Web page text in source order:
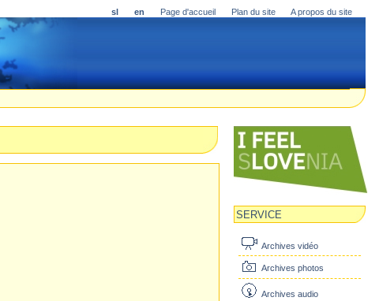
sl en Page d'accueil Plan du site A propos du site
SERVICE
Archives vidéo
Archives photos
Archives audio